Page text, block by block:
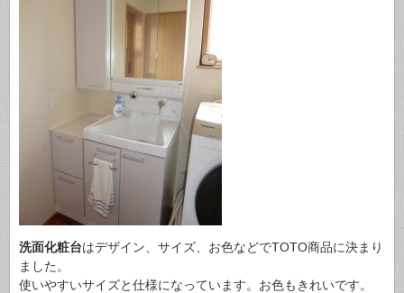
洗面化粧台はデザイン、サイズ、お色などでTOTO商品に決まり
ました。
使いやすいサイズと仕様になっています。お色もきれいです。